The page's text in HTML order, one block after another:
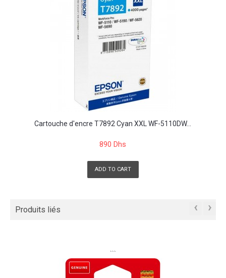
Cartouche d'encre T7892 Cyan XXL WF-5110DW...
890 Dhs
ADD TO CART
Produits liés ‹ ›
```